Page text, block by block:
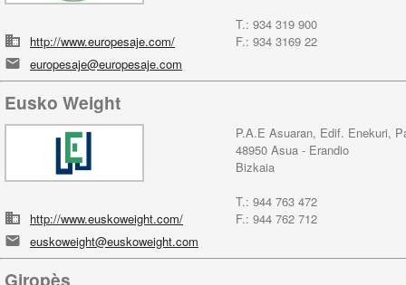
T.: 934 319 900
F.: 934 3169 22
http://www.europesaje.com/
europesaje@europesaje.com
Eusko Weight
P.A.E Asuaran, Edif. Enekuri,
48950 Asua - Erandio
Bizkaia
T.: 944 763 472
F.: 944 762 712
http://www.euskoweight.com/
euskoweight@euskoweight.com
Giropès